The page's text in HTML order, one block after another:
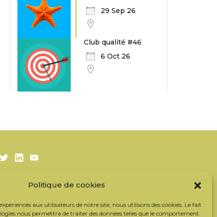
Politique de cookies
aux utilisateurs de notre site, nous utilisons des cookies. Le fait
nous permettra de traiter des données telles que le comportement
29 Sep 26
Club qualité #46
6 Oct 26
TwitterLinkedIn
Youtube
S’inscrire à la newsletter
Contacter l’équipe